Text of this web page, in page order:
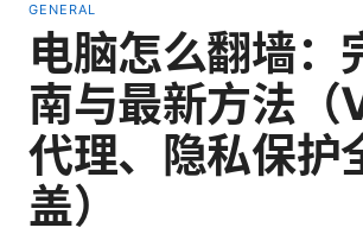
GENERAL
电脑怎么翻墙：
南与最新方法（
代理、隐私保护
盖）